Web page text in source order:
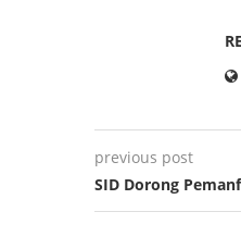
previous post
SID Dorong